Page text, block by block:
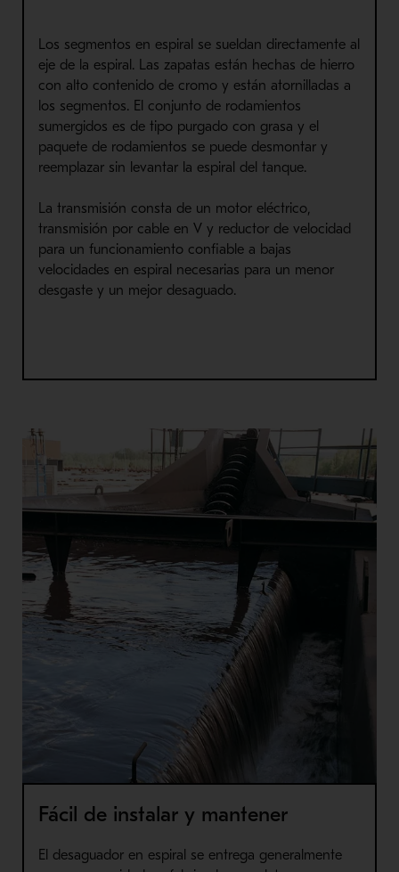
Los segmentos en espiral se sueldan directamente al
eje de la espiral. Las zapatas están hechas de hierro
con alto contenido de cromo y están atornilladas a
los segmentos. El conjunto de rodamientos
sumergidos es de tipo purgado con grasa y el
paquete de rodamientos se puede desmontar y
reemplazar sin levantar la espiral del tanque.
La transmisión consta de un motor eléctrico,
transmisión por cable en V y reductor de velocidad
para un funcionamiento confiable a bajas
velocidades en espiral necesarias para un menor
desgaste y un mejor desaguado.
Fácil de instalar y mantener
El desaguadoren espiral se entrega generalmente